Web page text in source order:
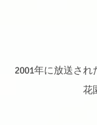
2001年に放送さ
花